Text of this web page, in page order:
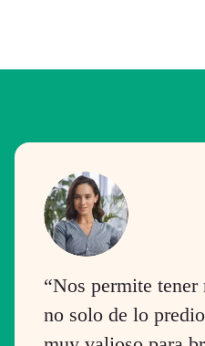
“Nos permite
no solo de lo